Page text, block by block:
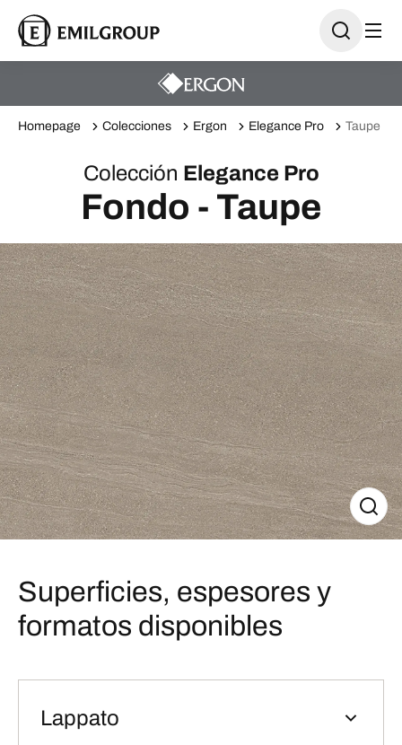
Homepage Colecciones Ergon Elegance Pro Taupe
Colección Elegance Pro
Fondo - Taupe
Superficies, espesores y
formatos disponibles
Lappato